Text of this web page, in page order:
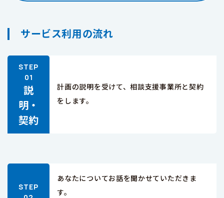
サービス利用の流れ
説
明・
契約
計画の説明を受けて、相談支援事業所と契約
をします。
あなたについてお話を聞かせていただきま
す。